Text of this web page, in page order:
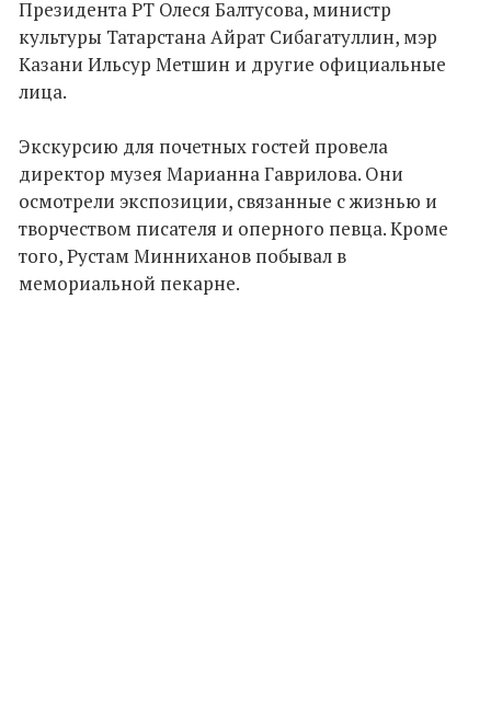
Президента РТ Олеся Балтусова, министр
культуры Татарстана Айрат Сибагатуллин, мэр
Казани Ильсур Метшин и другие официальные
лица.
Экскурсию для почетных гостей провела
директор музея Марианна Гаврилова. Они
осмотрели экспозиции, связанные с жизнью и
творчеством писателя и оперного певца. Кроме
того, Рустам Минниханов побывал в
мемориальной пекарне.